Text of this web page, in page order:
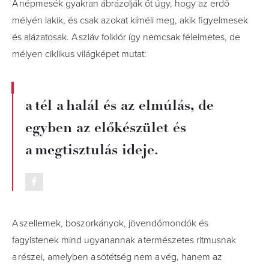
A népmesék gyakran ábrázolják őt úgy, hogy az erdő
mélyén lakik, és csak azokat kíméli meg, akik figyelmesek
és alázatosak. A szláv folklór így nemcsak félelmetes, de
mélyen ciklikus világképet mutat:
a tél a halál és az elmúlás, de
egyben az előkészület és
a megtisztulás ideje.
A szellemek, boszorkányok, jövendőmondók és
fagyistenek mind ugyanannak a természetes ritmusnak
a részei, amelyben a sötétség nem a vég, hanem az